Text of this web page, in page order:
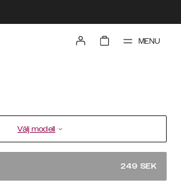
MENU
Välj modell
249 SEK